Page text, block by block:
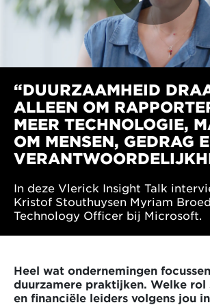
“DUURZAAMHEID
ALLEEN OM
MEER TECHNOLOGIE,
OM MENSEN, GEDRAG
In deze Vlerick Insight Talk
Kristof Stouthuysen Myriam
Technology Officer bij Microsoft.
Heel wat ondernemingen
duurzamere praktijken. Welke rol
en financiële leiders volgens jou